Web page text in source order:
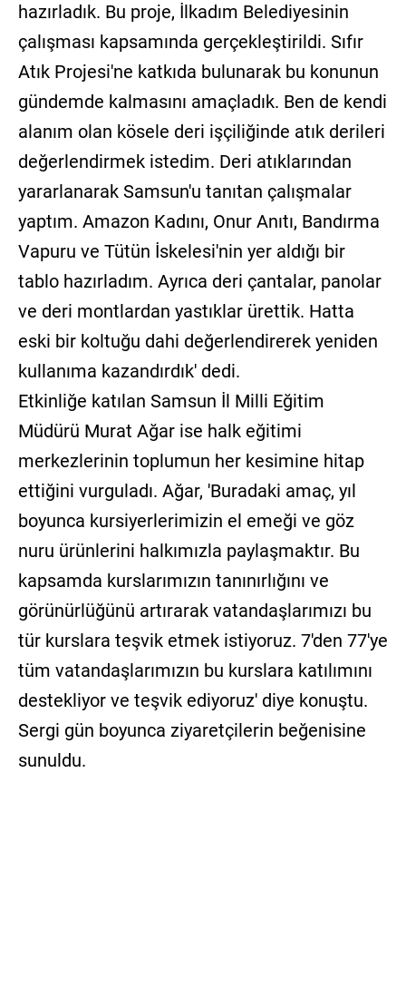
hazırladık. Bu proje, İlkadım Belediyesinin
çalışması kapsamında gerçekleştirildi. Sıfır
Atık Projesi'ne katkıda bulunarak bu konunun
gündemde kalmasını amaçladık. Ben de kendi
alanım olan kösele deri işçiliğinde atık derileri
değerlendirmek istedim. Deri atıklarından
yararlanarak Samsun'u tanıtan çalışmalar
yaptım. Amazon Kadını, Onur Anıtı, Bandırma
Vapuru ve Tütün İskelesi'nin yer aldığı bir
tablo hazırladım. Ayrıca deri çantalar, panolar
ve deri montlardan yastıklar ürettik. Hatta
eski bir koltuğu dahi değerlendirerek yeniden
kullanıma kazandırdık' dedi.
Etkinliğe katılan Samsun İl Milli Eğitim
Müdürü Murat Ağar ise halk eğitimi
merkezlerinin toplumun her kesimine hitap
ettiğini vurguladı. Ağar, 'Buradaki amaç, yıl
boyunca kursiyerlerimizin el emeği ve göz
nuru ürünlerini halkımızla paylaşmaktır. Bu
kapsamda kurslarımızın tanınırlığını ve
görünürlüğünü artırarak vatandaşlarımızı bu
tür kurslara teşvik etmek istiyoruz. 7'den 77'ye
tüm vatandaşlarımızın bu kurslara katılımını
destekliyor ve teşvik ediyoruz' diye konuştu.
Sergi gün boyunca ziyaretçilerin beğenisine
sunuldu.